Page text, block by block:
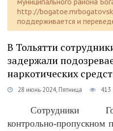
http://
поддерживается и
В Тольятти
задержали
наркотических
28 июнь 2024, Пятница 413
Сотрудники
контрольно-пропускном